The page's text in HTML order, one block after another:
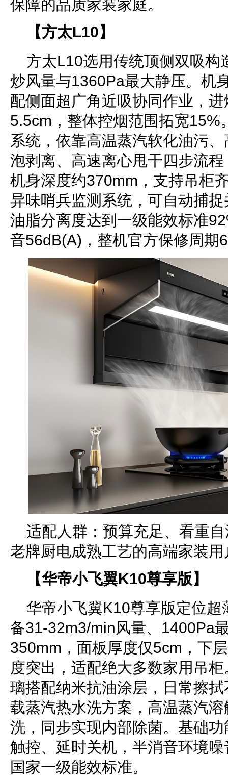
保障的品质家装家庭。
【方太L10】
方太L10选用传统顶侧双吸构
炒风量与1360Pa最大静压。机
配侧面超广角近吸协同作业，
5.5cm，整体控烟范围拓宽15%
系统，依靠高温蒸汽软化油污
泡剥离、高速离心甩干四步流
机身深度约370mm，支持吊柜
异味哨兵监测系统，可自动捕
油脂分离度达到一级能效标准
音56dB(A)，整机官方保修周期
适配人群：预算充足、看重
老牌厨电成熟工艺的高端家装用
【华帝小飞翼K10尊享版】
华帝小飞翼K10尊享版定位
备31-32m3/min风量、1400Pa
350mm，面板厚度仅5cm，下
度突出，适配绝大多数家用吊
璃搭配纳米抗油涂层，日常擦
载蒸汽热水洗方案，高温蒸汽
洗，同步实现内部除菌。基础
触控、延时关机，半消音环境
国家一级能效标准。